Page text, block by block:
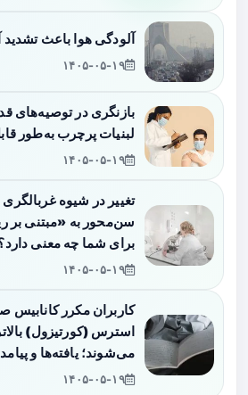
آلودگی هوا باعث
۱۴۰۵-۰۵-۱۹
بازنگری در توصیه‌های
لبنیات پرچرب به‌طور
۱۴۰۵-۰۵-۱۹
تغییر در شیوه
سن‌محور به «مبتنی بر
برای شما چه معنی
۱۴۰۵-۰۵-۱۹
کاربران مکرر کانابیس
استرس (کورتیزول)
می‌شوند؛ یافته‌ها و
۱۴۰۵-۰۵-۱۹